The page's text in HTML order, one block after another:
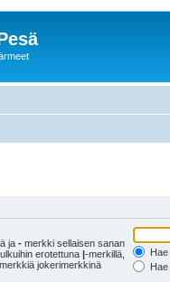
ja - merkki sellaisen sanan
erotettuna |-merkillä,
jokerimerkkinä